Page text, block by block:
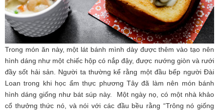
Trong món ăn này, một lát bánh mình dày được thêm vào tạo nên
hình dáng như một chiếc hộp có nắp đậy, được nướng giòn và rưới
đầy sốt hải sản. Người ta thường kể rằng một đầu bếp người Đài
Loan trong khi học ẩm thực phương Tây đã làm nên món bánh
hình dáng giống như bát súp này. Một ngày nọ, có một nhà khảo
cổ thưởng thức nó, và nói với các đầu bều rằng “Trông nó giống